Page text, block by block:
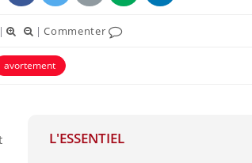
| |Commenter
avortement
L'ESSENTIEL
de dormir la nuit ?